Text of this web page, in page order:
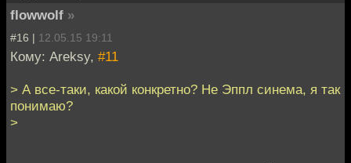
flowwolf »
#16 | 12.05.15 19:11
Кому: Areksy, #11
> А все-таки, какой конкретно? Не Эппл синема, я так
понимаю?
>